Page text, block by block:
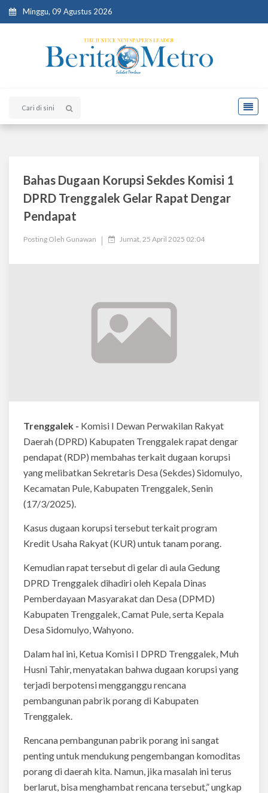
Minggu, 09 Agustus 2026
Bahas Dugaan Korupsi Sekdes Komisi 1
DPRD Trenggalek Gelar Rapat Dengar
Pendapat
Posting Oleh Gunawan Jumat, 25 April 2025 02:04
Trenggalek - Komisi I Dewan Perwakilan Rakyat
Daerah (DPRD) Kabupaten Trenggalek rapat dengar
pendapat (RDP) membahas terkait dugaan korupsi
yang melibatkan Sekretaris Desa (Sekdes) Sidomulyo,
Kecamatan Pule, Kabupaten Trenggalek, Senin
(17/3/2025).
Kasus dugaan korupsi tersebut terkait program
Kredit Usaha Rakyat (KUR) untuk tanam porang.
Kemudian rapat tersebut di gelar di aula Gedung
DPRD Trenggalek dihadiri oleh Kepala Dinas
Pemberdayaan Masyarakat dan Desa (DPMD)
Kabupaten Trenggalek, Camat Pule, serta Kepala
Desa Sidomulyo, Wahyono.
Dalam hal ini, Ketua Komisi I DPRD Trenggalek, Muh
Husni Tahir, menyatakan bahwa dugaan korupsi yang
terjadi berpotensi mengganggu rencana
pembangunan pabrik porang di Kabupaten
Trenggalek.
Rencana pembangunan pabrik porang ini sangat
penting untuk mendukung pengembangan komoditas
porang di daerah kita. Namun, jika masalah ini terus
berlarut, bisa menghambat rencana tersebut,” ungkap